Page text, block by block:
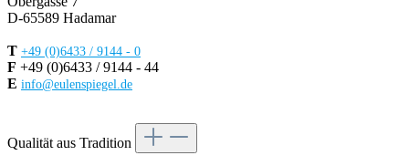
D-65589 Hadamar
T +49 (0)6433 / 9144 - 0
F +49 (0)6433 / 9144 - 44
E info@eulenspiegel.de
Qualität aus Tradition